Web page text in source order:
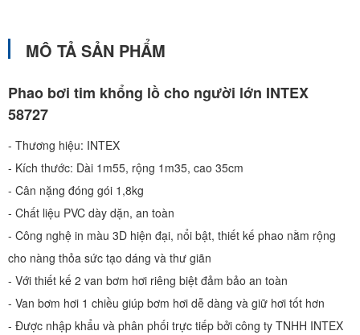
MÔ TẢ SẢN PHẨM
Phao bơi tim khổng lồ cho người lớn INTEX
58727
- Thương hiệu: INTEX
- Kích thước: Dài 1m55, rộng 1m35, cao 35cm
- Cân nặng đóng gói 1,8kg
- Chất liệu PVC dày dặn, an toàn
- Công nghệ in màu 3D hiện đại, nổi bật, thiết kế phao nằm rộng
cho nàng thỏa sức tạo dáng và thư giãn
- Với thiết kế 2 van bơm hơi riêng biệt đảm bảo an toàn
- Van bơm hơi 1 chiều giúp bơm hơi dễ dàng và giữ hơi tốt hơn
- Được nhập khẩu và phân phối trực tiếp bởi công ty TNHH INTEX